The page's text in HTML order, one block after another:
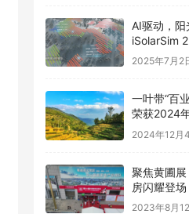
AI驱动，阳
iSolarSim
领光伏智能
2025年7月2
一叶带“百
荣获2024年
一县一品”
2024年12月
聚焦黄圃
房闪耀登
宴
2023年8月